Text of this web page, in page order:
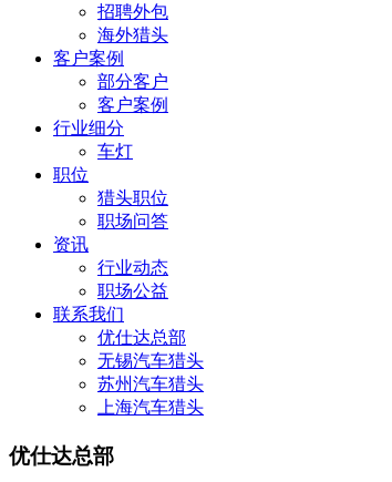
招聘外包
海外猎头
客户案例
部分客户
客户案例
行业细分
车灯
职位
猎头职位
职场问答
资讯
行业动态
职场公益
联系我们
优仕达总部
无锡汽车猎头
苏州汽车猎头
上海汽车猎头
优仕达总部